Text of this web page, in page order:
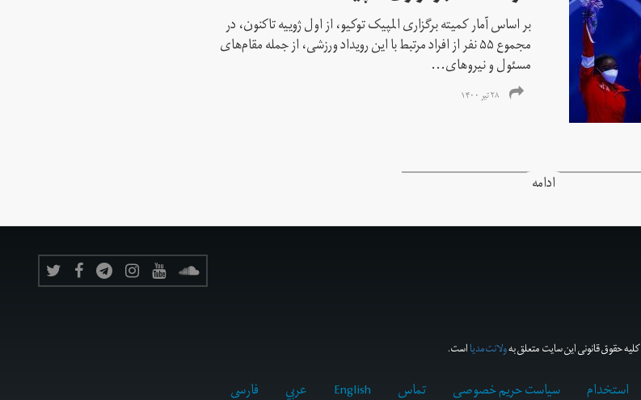
بر اساس آمار کمیته برگزاری المپیک توکیو، از اول ژوییه تاکنون، در
مجموع ۵۵ نفر از افراد مرتبط با این رویداد ورزشی، از جمله مقام‌های
مسئول و نیروهای...
۲۸ تیر ۱۴۰۰
ادامه
کلیه حقوق قانونی این سایت متعلق بهولانت‌مدیااست.
استخدام سیاست حریم خصوصی تماس English عربي فارسى